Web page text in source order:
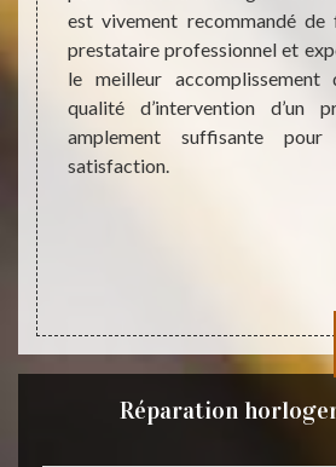
à
est vivement recommandé
prestataire professionnel et
le meilleur accomplissement
qualité d’intervention d’un
amplement suffisante
satisfaction.
Réparation